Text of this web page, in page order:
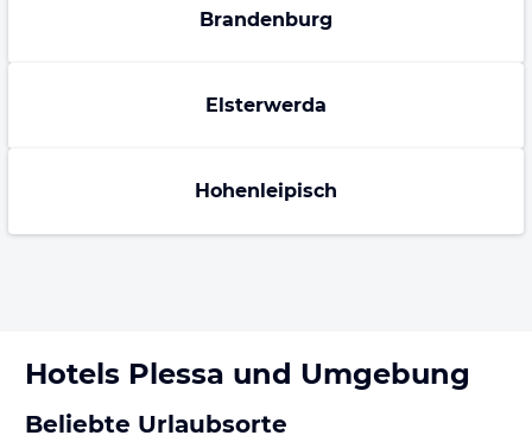
Brandenburg
Elsterwerda
Hohenleipisch
Hotels Plessa und Umgebung
Beliebte Urlaubsorte